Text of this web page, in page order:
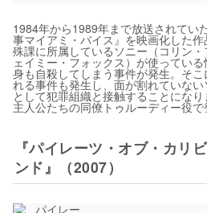
1984年から1989年まで放送されてい
事マイアミ・バイス』を映画化した
殊課に所属しているソニー（コリン
ェイミー・フォックス）が使ってい
身も自殺してしまう事件が発生。そ
れる事件も発生し、面が割れていな
として犯罪組織と接触することになり
主人公たちの同僚トゥルーディー役で
『パイレーツ・オブ・カリ
ンド』（2007）